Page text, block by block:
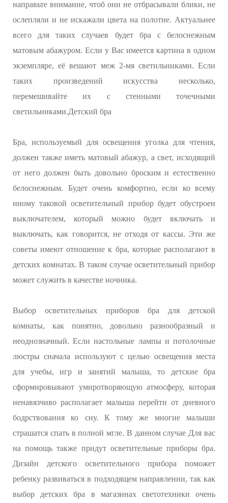
направьте внимание, чтоб они не отбрасывали блики, не
ослепляли и не искажали цвета на полотне. Актуальнее
всего для таких случаев будет бра с белоснежным
матовым абажуром. Если у Вас имеется картина в одном
экземпляре, её вешают меж 2-мя светильниками. Если
таких произведений искусства несколько,
перемешивайте их с стенными точечными
светильниками.Детский бра
Бра, используемый для освещения уголка для чтения,
должен также иметь матовый абажур, а свет, исходящий
от него должен быть довольно броским и естественно
белоснежным. Будет очень комфортно, если ко всему
иному таковой осветительный прибор будет обустроен
выключателем, который можно будет включать и
выключать, как говорится, не отходя от кассы. Эти же
советы имеют отношение к бра, которые располагают в
детских комнатах. В таком случае осветительный прибор
может служить в качестве ночника.
Выбор осветительных приборов бра для детской
комнаты, как понятно, довольно разнообразный и
неоднозначный. Если настольные лампы и потолочные
люстры сначала используют с целью освещения места
для учебы, игр и занятий малыша, то детские бра
сформировывают умиротворяющую атмосферу, которая
ненавязчиво располагает малыша перейти от дневного
бодрствования ко сну. К тому же многие малыши
страшатся спать в полной мгле. В данном случае Для вас
на помощь также придут осветительные приборы бра.
Дизайн детского осветительного прибора поможет
ребенку развиваться в подходящем направлении, так как
выбор детских бра в магазинах светотехники очень